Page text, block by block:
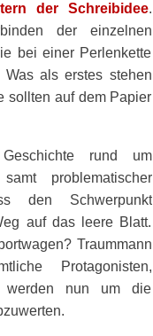
der Schreibidee.
der einzelnen
bei einer Perlenkette
als erstes stehen
sollten auf dem Papier
rund um
problematischer
den Schwerpunkt
auf das leere Blatt.
Traummann
Protagonisten,
werden nun um die